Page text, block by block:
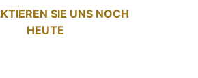
SIE UNS NOCH
HEUTE